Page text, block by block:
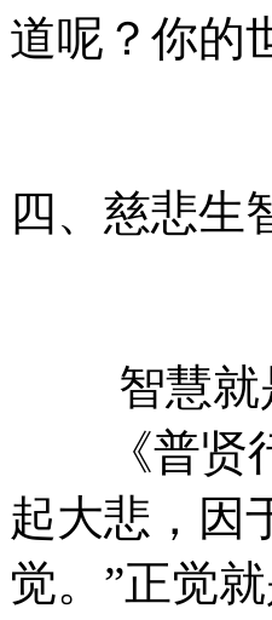
道呢？你的
四、慈悲生
智慧就是
《普贤行
起大悲，因
觉。”正觉